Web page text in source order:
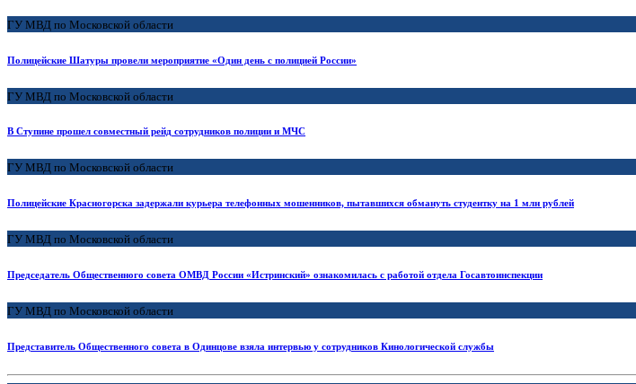
ГУ МВД по Московской области
Полицейские Шатуры провели мероприятие «Один день с полицией России»
ГУ МВД по Московской области
В Ступине прошел совместный рейд сотрудников полиции и МЧС
ГУ МВД по Московской области
Полицейские Красногорска задержали курьера телефонных мошенников, пытавшихся обмануть студентку на 1 млн рублей
ГУ МВД по Московской области
Председатель Общественного совета ОМВД России «Истринский» ознакомилась с работой отдела Госавтоинспекции
ГУ МВД по Московской области
Представитель Общественного совета в Одинцове взяла интервью у сотрудников Кинологической службы